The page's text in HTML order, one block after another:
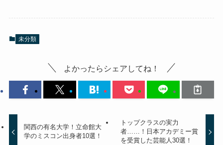
未分類
よかったらシェアしてね！
関西の有名大学！立命館大
学のミスコン出身者10選！
トップクラスの実力
者……！日本アカデミー賞
を受賞した芸能人30選！